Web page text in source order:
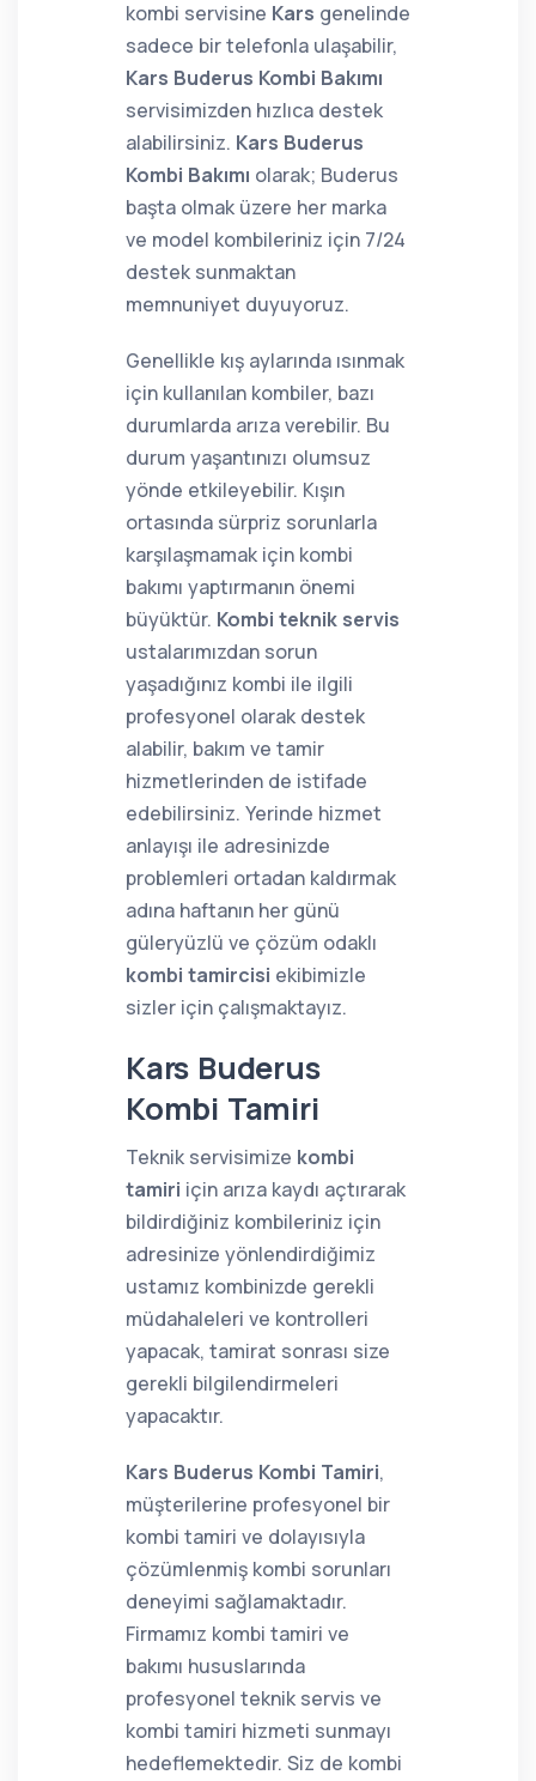
kombi servisine Kars genelinde
sadece bir telefonla ulaşabilir,
Kars Buderus Kombi Bakımı
servisimizden hızlıca destek
alabilirsiniz. Kars Buderus
Kombi Bakımı olarak; Buderus
başta olmak üzere her marka
ve model kombileriniz için 7/24
destek sunmaktan
memnuniyet duyuyoruz.
Genellikle kış aylarında ısınmak
için kullanılan kombiler, bazı
durumlarda arıza verebilir. Bu
durum yaşantınızı olumsuz
yönde etkileyebilir. Kışın
ortasında sürpriz sorunlarla
karşılaşmamak için kombi
bakımı yaptırmanın önemi
büyüktür. Kombi teknik servis
ustalarımızdan sorun
yaşadığınız kombi ile ilgili
profesyonel olarak destek
alabilir, bakım ve tamir
hizmetlerinden de istifade
edebilirsiniz. Yerinde hizmet
anlayışı ile adresinizde
problemleri ortadan kaldırmak
adına haftanın her günü
güleryüzlü ve çözüm odaklı
kombi tamircisi ekibimizle
sizler için çalışmaktayız.
Kars Buderus
Kombi Tamiri
Teknik servisimize kombi
tamiri için arıza kaydı açtırarak
bildirdiğiniz kombileriniz için
adresinize yönlendirdiğimiz
ustamız kombinizde gerekli
müdahaleleri ve kontrolleri
yapacak, tamirat sonrası size
gerekli bilgilendirmeleri
yapacaktır.
Kars Buderus Kombi Tamiri,
müşterilerine profesyonel bir
kombi tamiri ve dolayısıyla
çözümlenmiş kombi sorunları
deneyimi sağlamaktadır.
Firmamız kombi tamiri ve
bakımı hususlarında
profesyonel teknik servis ve
kombi tamiri hizmeti sunmayı
hedeflemektedir. Siz de kombi